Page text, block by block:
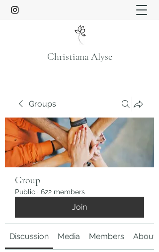
Christiana Alyse
Groups
Group
Public · 622 members
Join
Discussion Media Members About